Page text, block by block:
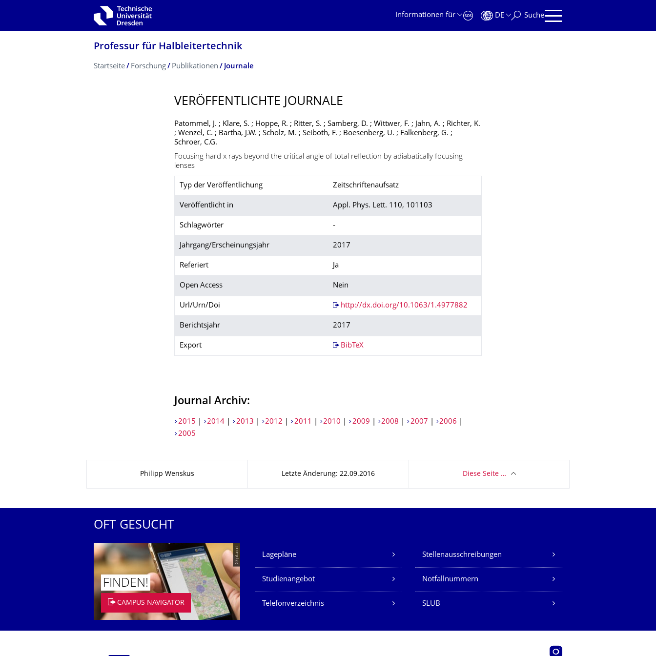
Zur Hauptnavigation springen
Informationen für
DE Suche
Professur für Halbleitertechnik
Breadcrumb-Menü
Startseite Forschung Publikationen Journale
VERÖFFENTLICHTE JOURNALE
Patommel, J. ; Klare, S. ; Hoppe, R. ; Ritter, S. ; Samberg, D. ; Wittwer, F. ; Jahn, A. ; Richter, K.
; Wenzel, C. ; Bartha, J.W. ; Scholz, M. ; Seiboth, F. ; Boesenberg, U. ; Falkenberg, G. ;
Schroer, C.G.
Focusing hard x rays beyond the critical angle of total reflection by adiabatically focusing
lenses
Typ der Veröffentlichung Zeitschriftenaufsatz
Veröffentlicht in Appl. Phys. Lett. 110, 101103
Schlagwörter -
Jahrgang/Erscheinungsjahr 2017
Referiert Ja
Open Access Nein
Url/Urn/Doi http://dx.doi.org/10.1063/1.4977882
Berichtsjahr 2017
Export BibTeX
Journal Archiv:
2015 2014 2013 2012 2011 2010 2009 2008 2007 2006
2005
Philipp Wenskus Letzte Änderung: 22.09.2016 Diese Seite …
OFT GESUCHT
© placit
FINDEN!
CAMPUS NAVIGATOR
Unsere Dienste
Lagepläne Stellenausschreibungen
Studienangebot Notfallnummern
Telefonverzeichnis SLUB
Instagram